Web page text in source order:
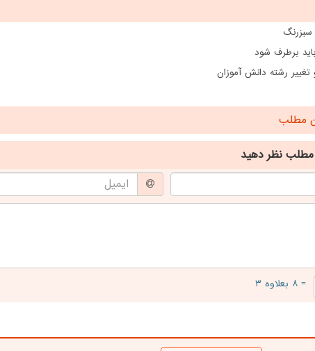
سبزرنگ
برطرف شود
رشته دانش آموزان
مطلب
مطلب نظر دهید
= ۸ بعلاوه ۳